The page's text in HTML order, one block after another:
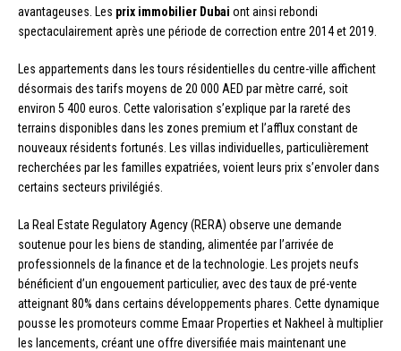
avantageuses. Les prix immobilier Dubai ont ainsi rebondi
spectaculairement après une période de correction entre 2014 et 2019.
Les appartements dans les tours résidentielles du centre-ville affichent
désormais des tarifs moyens de 20 000 AED par mètre carré, soit
environ 5 400 euros. Cette valorisation s’explique par la rareté des
terrains disponibles dans les zones premium et l’afflux constant de
nouveaux résidents fortunés. Les villas individuelles, particulièrement
recherchées par les familles expatriées, voient leurs prix s’envoler dans
certains secteurs privilégiés.
La Real Estate Regulatory Agency (RERA) observe une demande
soutenue pour les biens de standing, alimentée par l’arrivée de
professionnels de la finance et de la technologie. Les projets neufs
bénéficient d’un engouement particulier, avec des taux de pré-vente
atteignant 80% dans certains développements phares. Cette dynamique
pousse les promoteurs comme Emaar Properties et Nakheel à multiplier
les lancements, créant une offre diversifiée mais maintenant une